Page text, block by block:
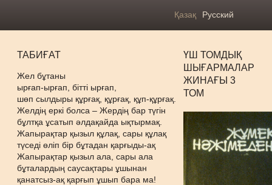
Қазақ Русский
ТАБИҒАТ
Жел бұтаны
ырғап-ырғап, бітті ырғап,
шөп сылдыры құрғақ, құрғақ, құп-құрғақ.
Желдің еркі болса – Жердің бар түгін
бұлтқа ұсатып әлдақайда ықтырмақ.
Жапырақтар қызыл құлақ, сары құлақ
түседі өліп бір бұтадан қарғыды-ақ
Жапырақтар қызыл ала, сары ала
бұталардың саусақтары ұшынан
қанатсыз-ақ қарғып ұшып бара ма!
ҮШ ТОМДЫҚ
ШЫҒАРМАЛАР
ЖИНАҒЫ 3
ТОМ